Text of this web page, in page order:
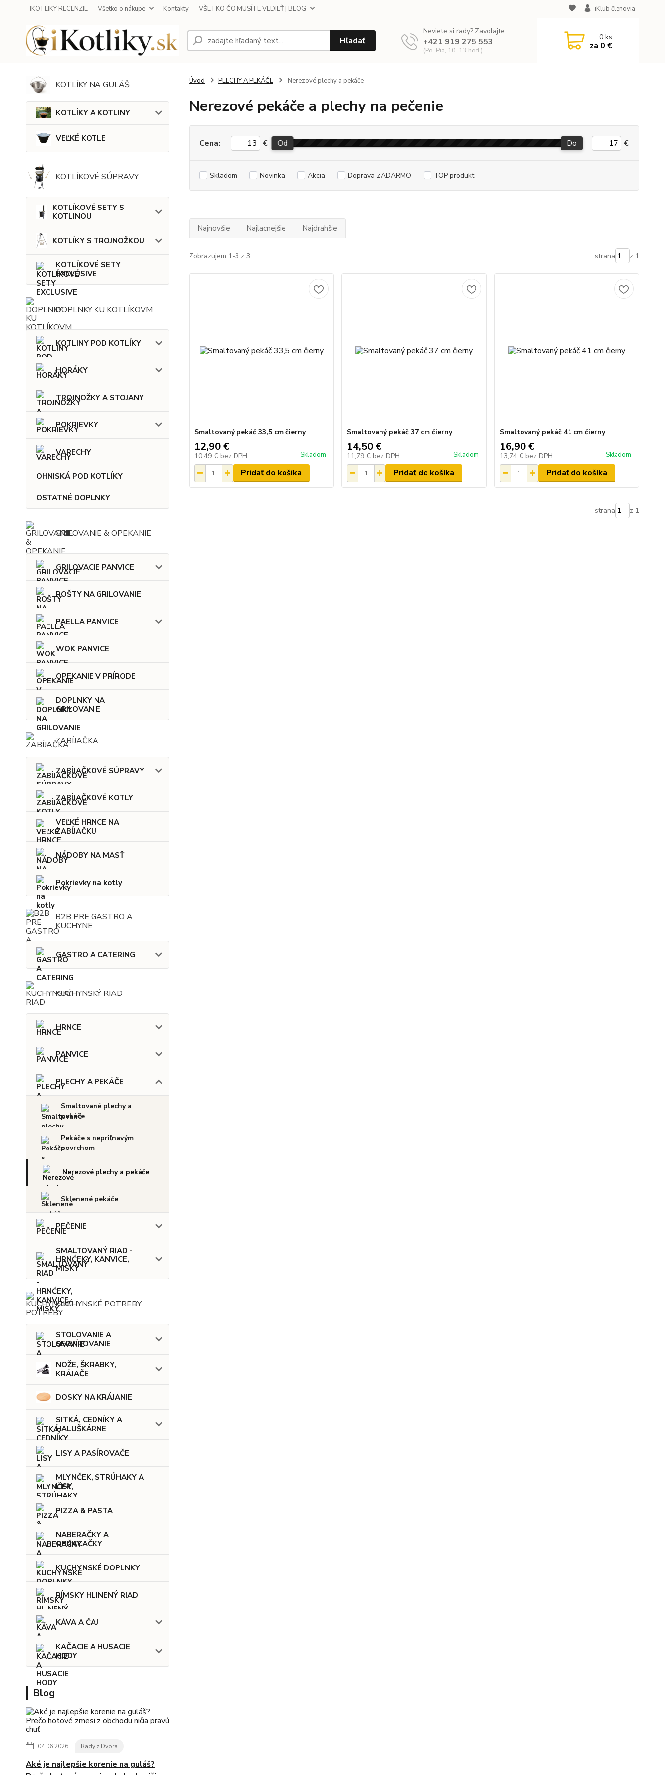
IKOTLIKY RECENZIE Všetko o nákupe Kontakty VŠETKO ČO MUSÍTE VEDIEŤ | BLOG iKlub členovia
Hľadať
Neviete si rady? Zavolajte.
+421 919 275 553
(Po-Pia, 10-13 hod.)
0ks
za 0 €
KOTLÍKY NA GULÁŠ
KOTLÍKY A KOTLINY
VEĽKÉ KOTLE
KOTLÍKOVÉ SÚPRAVY
KOTLÍKOVÉ SETY S
KOTLINOU
KOTLÍKY S TROJNOŽKOU
KOTLÍKOVÉ SETY
EXCLUSIVE
DOPLNKY KU KOTLÍKOVM
KOTLINY POD KOTLÍKY
HORÁKY
TROJNOŽKY A STOJANY
POKRIEVKY
VARECHY
OHNISKÁ POD KOTLÍKY
OSTATNÉ DOPLNKY
GRILOVANIE & OPEKANIE
GRILOVACIE PANVICE
ROŠTY NA GRILOVANIE
PAELLA PANVICE
WOK PANVICE
OPEKANIE V PRÍRODE
DOPLNKY NA
GRILOVANIE
ZABÍJAČKA
ZABÍJAČKOVÉ SÚPRAVY
ZABÍJAČKOVÉ KOTLY
VEĽKÉ HRNCE NA
ZABÍJAČKU
NÁDOBY NA MASŤ
Pokrievky na kotly
B2B PRE GASTRO A
KUCHYNE
GASTRO A CATERING
KUCHYNSKÝ RIAD
HRNCE
PANVICE
PLECHY A PEKÁČE
Smaltované plechy a
pekáče
Pekáče s nepriľnavým
povrchom
Nerezové plechy a pekáče
Sklenené pekáče
PEČENIE
SMALTOVANÝ RIAD -
HRNĆEKY, KANVICE,
MISKY
KUCHYNSKÉ POTREBY
STOLOVANIE A
SERVÍROVANIE
NOŽE, ŠKRABKY,
KRÁJAČE
DOSKY NA KRÁJANIE
SITKÁ, CEDNÍKY A
HALUŠKÁRNE
LISY A PASÍROVAČE
MLYNČEK, STRÚHAKY A
LISY
PIZZA & PASTA
NABERAČKY A
OBRACAČKY
KUCHYNSKÉ DOPLNKY
RÍMSKY HLINENÝ RIAD
KÁVA A ČAJ
KAČACIE A HUSACIE
HODY
Blog
04.06.2026 Rady z Dvora
Aké je najlepšie korenie na guláš?
Úvod PLECHY A PEKÁČE Nerezové plechy a pekáče
Nerezové pekáče a plechy na pečenie
Cena: € Od Do €
Skladom Novinka Akcia Doprava ZADARMO TOP produkt
Najnovšie Najlacnejšie Najdrahšie
Zobrazujem 1-3 z 3 strana z 1
Smaltovaný pekáč 33,5 cm čierny
12,90 €
10,49 € bez DPH Skladom
Pridať do košíka
Smaltovaný pekáč 37 cm čierny
14,50 €
11,79 € bez DPH Skladom
Pridať do košíka
Smaltovaný pekáč 41 cm čierny
16,90 €
13,74 € bez DPH Skladom
Pridať do košíka
strana z 1